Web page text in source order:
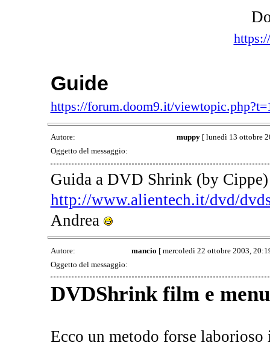
Guide
https://forum.doom9.it/
Autore: muppy[ lunedì 13 ottobre
Oggetto del messaggio:
Guida a DVD Shrink (by
http://www.alientech.it/dvd/
Andrea
Autore: mancio [ mercoledì 22 ottobre 2003,
Oggetto del messaggio:
DVDShrink film e menu
Ecco un metodo forse